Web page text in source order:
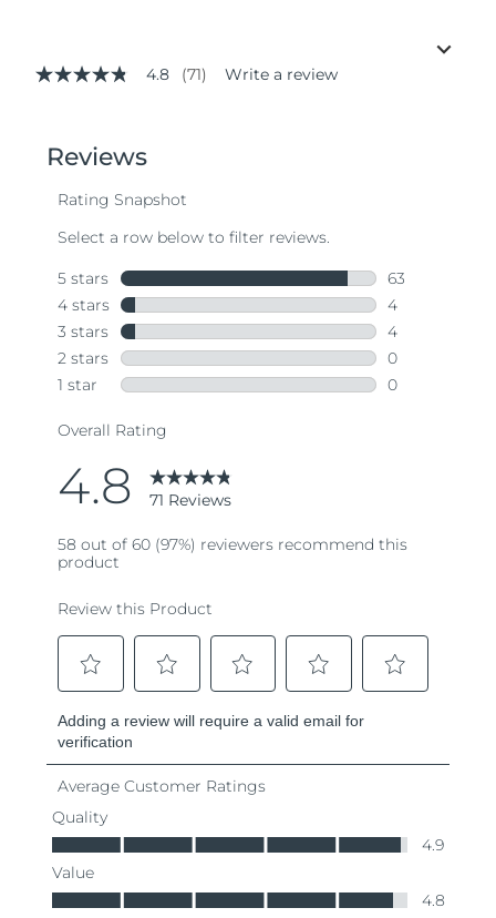
4.8
stars,
average
value.
Same
page
link.
4.8 (71) Write a review